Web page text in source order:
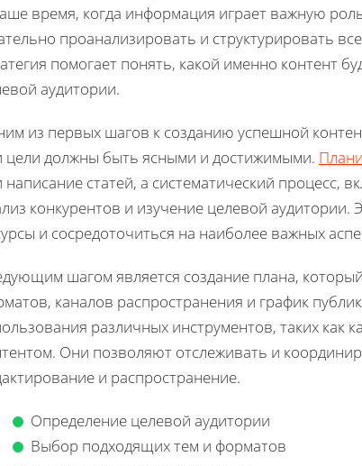
время, когда информация играет важную
проанализировать и структурировать
помогает понять, какой именно контент
аудитории.
из первых шагов к созданию успешной
цели должны быть ясными и достижимыми.
написание статей, а систематический процесс,
конкурентов и изучение целевой
и сосредоточиться на наиболее важных
шагом является создание плана,
каналов распространения и график
различных инструментов, таких как
Они позволяют отслеживать и
и распространение.
Определение целевой аудитории
Выбор подходящих тем и форматов